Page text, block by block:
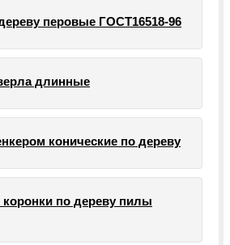
перовые ГОСТ16518-96
длинные
конические по дереву
по дереву пилы